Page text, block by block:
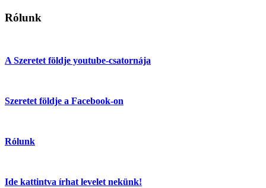
Rólunk
A Szeretet földje youtube-csatornája
Szeretet földje a Facebook-on
Rólunk
Ide kattintva írhat levelet nekünk!